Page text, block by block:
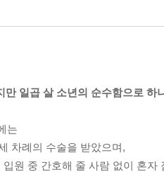
만 일곱 살 소년의 순수함으로 하
는
차례의 수술을 받았으며,
입원 중 간호해 줄 사람 없이 혼자